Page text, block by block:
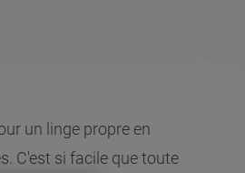
un linge propre en
C'est si facile que toute